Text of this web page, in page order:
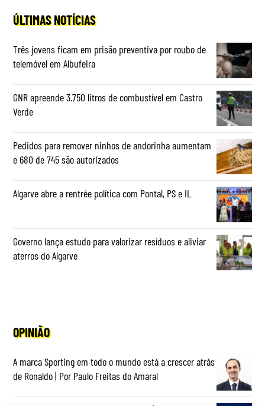
ÚLTIMAS NOTÍCIAS
Três jovens ficam em prisão preventiva por roubo de
telemóvel em Albufeira
GNR apreende 3.750 litros de combustível em Castro
Verde
Pedidos para remover ninhos de andorinha aumentam
e 680 de 745 são autorizados
Algarve abre a rentrée política com Pontal, PS e IL
Governo lança estudo para valorizar resíduos e aliviar
aterros do Algarve
OPINIÃO
A marca Sporting em todo o mundo está a crescer atrás
de Ronaldo | Por Paulo Freitas do Amaral